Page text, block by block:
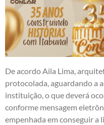
De acordo Aila Lima,
protocolada, aguardando a
instituição, o que deverá
conforme mensagem
empenhada em conseguir a